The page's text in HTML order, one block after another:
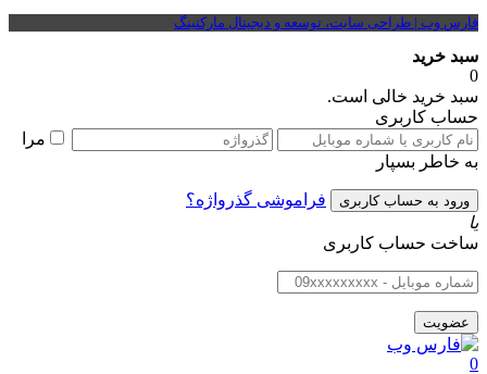
فارس وب | طراحی سایت، توسعه و دیجیتال مارکتینگ
سبد خرید
0
سبد خرید خالی است.
حساب کاربری
مرا
به خاطر بسپار
فراموشی گذرواژه؟
یا
ساخت حساب کاربری
0